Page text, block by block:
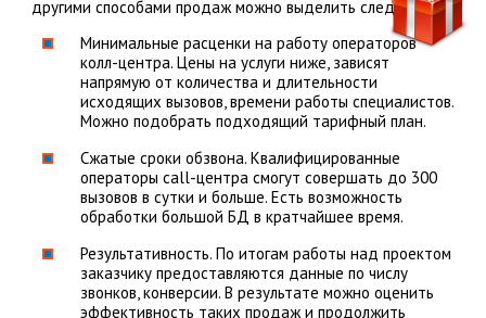
другими способами продаж можно выделить следующее:
Минимальные расценки на работу операторов
колл-центра. Цены на услуги ниже, зависят
напрямую от количества и длительности
исходящих вызовов, времени работы специалистов.
Можно подобрать подходящий тарифный план.
Сжатые сроки обзвона. Квалифицированные
операторы call-центра смогут совершать до 300
вызовов в сутки и больше. Есть возможность
обработки большой БД в кратчайшее время.
Результативность. По итогам работы над проектом
заказчику предоставляются данные по числу
звонков, конверсии. В результате можно оценить
эффективность таких продаж и продолжить